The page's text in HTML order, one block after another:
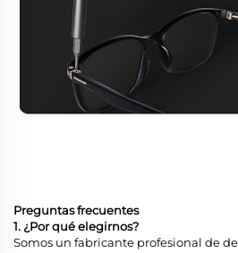
Preguntas frecuentes
1. ¿Por qué elegirnos?
Somos un fabricante profesional de